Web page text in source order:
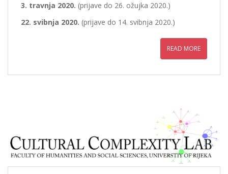
3. travnja 2020. (prijave do 26. ožujka 2020.)
22. svibnja 2020. (prijave do 14. svibnja 2020.)
READ MORE